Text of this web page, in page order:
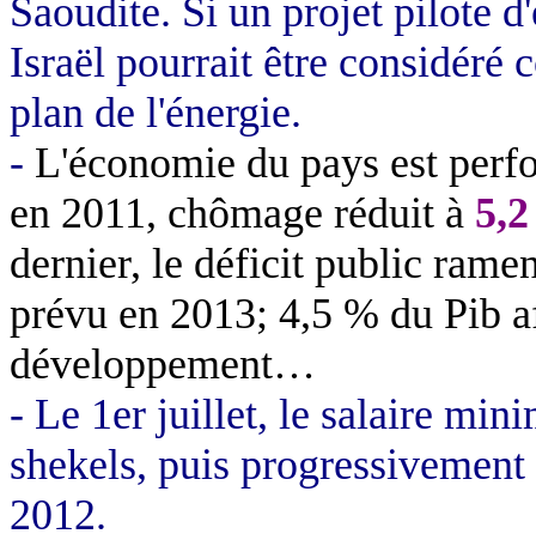
Saoudite. Si un projet pilote
Israël pourrait être considéré
plan de l'énergie.
- L'économie du pays est
en 2011, chômage réduit à
dernier, le déficit public
prévu en 2013; 4,5 % du Pib
développement…
- Le 1er juillet, le salaire
shekels, puis
2012.